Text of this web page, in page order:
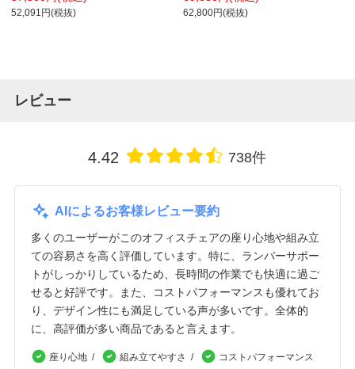
52,091円(税抜)
イロンキャスター インターロック
62,800円(税抜)
レビュー
4.42 738件
AIによるお客様レビュー要約
多くのユーザーがこのオフィスチェアの座り心地や組み立
ての容易さを高く評価しています。特に、ランバーサポー
トがしっかりしているため、長時間の作業でも快適に過ご
せると好評です。また、コストパフォーマンスも優れてお
り、デザイン性にも満足している声が多いです。全体的
に、高評価が多い商品であると言えます。
座り心地 組み立てやすさ
コストパフォーマンス